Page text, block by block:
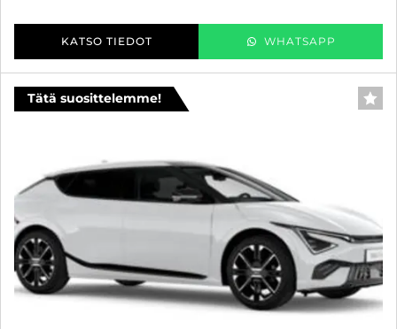
KATSO TIEDOT WHATSAPP
Tätä suosittelemme!